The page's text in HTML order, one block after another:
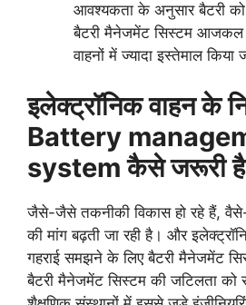
आवश्यकता के अनुसार बैटरी
बैटरी मैनेजमेंट सिस्टम आजकल
वाहनों में ज्यादा इस्तेमाल किया
इलेक्ट्रॉनिक वाहन के
Battery
system कैसे जरूरी
जैसे-जैसे तकनीकी विकास हो रहे हैं, वैसे-
की मांग बढ़ती जा रही है। और
गहराई समझने के लिए बैटरी मैनेजमेंट
बैटरी मैनेजमेंट सिस्टम की जटिलता को